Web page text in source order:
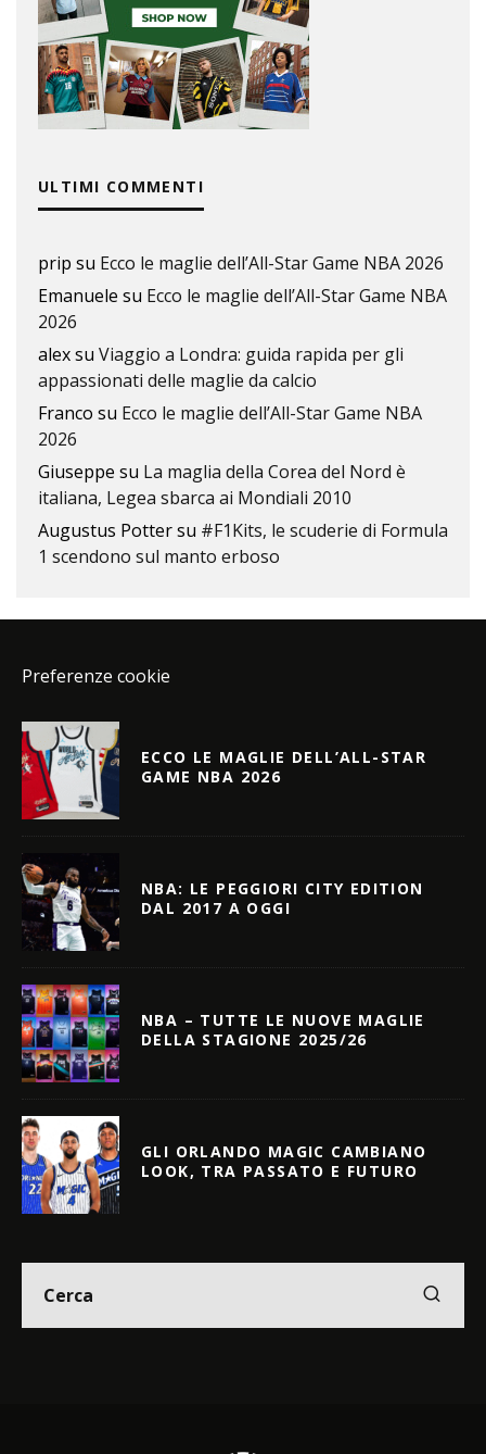
ULTIMI COMMENTI
prip su Ecco le maglie dell’All-Star Game NBA 2026
Emanuele su Ecco le maglie dell’All-Star Game NBA
2026
alexsu Viaggio a Londra: guida rapida per gli
appassionati delle maglie da calcio
Franco su Ecco le maglie dell’All-Star Game NBA
2026
Giuseppe su La maglia della Corea del Nord è
italiana, Legea sbarca ai Mondiali 2010
Augustus Pottersu #F1Kits, le scuderie di Formula
1 scendono sul manto erboso
Preferenze cookie
ECCO LE MAGLIE DELL’ALL-STAR
GAME NBA 2026
NBA: LE PEGGIORI CITY EDITION
DAL 2017 A OGGI
NBA – TUTTE LE NUOVE MAGLIE
DELLA STAGIONE 2025/26
GLI ORLANDO MAGIC CAMBIANO
LOOK, TRA PASSATO E FUTURO